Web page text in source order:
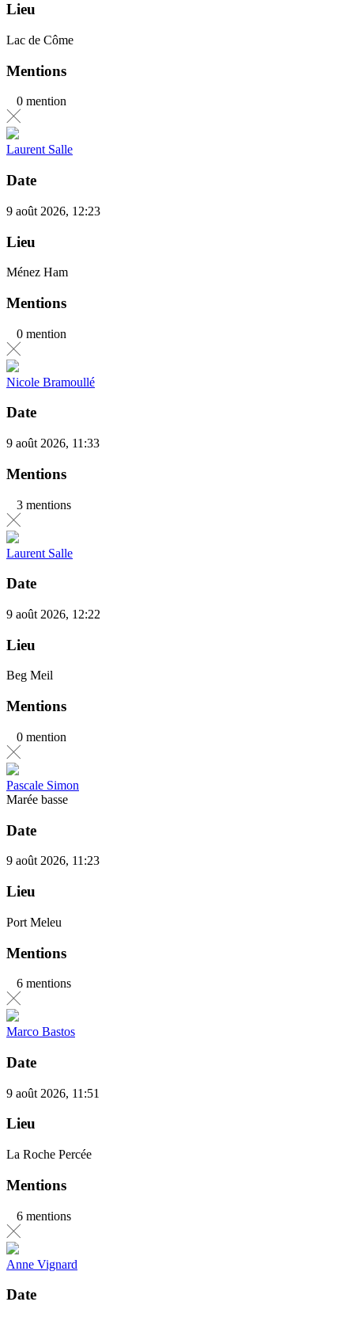
Lieu
Lac de Côme
Mentions
0 mention
Laurent Salle
Date
9 août 2026, 12:23
Lieu
Ménez Ham
Mentions
0 mention
Nicole Bramoullé
Date
9 août 2026, 11:33
Mentions
3 mentions
Laurent Salle
Date
9 août 2026, 12:22
Lieu
Beg Meil
Mentions
0 mention
Pascale Simon
Marée basse
Date
9 août 2026, 11:23
Lieu
Port Meleu
Mentions
6 mentions
Marco Bastos
Date
9 août 2026, 11:51
Lieu
La Roche Percée
Mentions
6 mentions
Anne Vignard
Date